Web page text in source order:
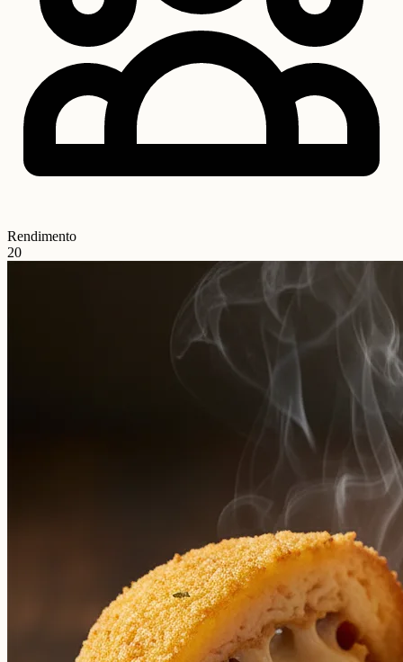
Rendimento
20